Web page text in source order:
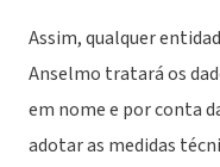
Assim, qualquer
Anselmo tratará os
em nome e por conta
adotar as medidas